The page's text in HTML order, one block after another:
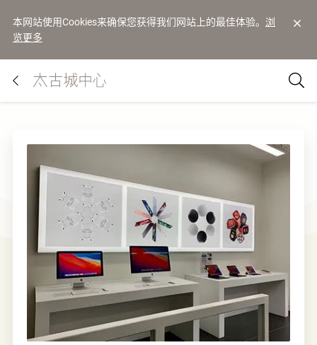
本网站使用Cookies来确保您获得我们网站上的最佳体验。 浏
览更多